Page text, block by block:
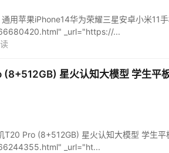
用苹果iPhone14华为荣耀三星安卓小米
_url="https://...
星火认知大模型 学生平
T20 Pro (8+512GB) 星火认知大模型 学生
_url="ht...